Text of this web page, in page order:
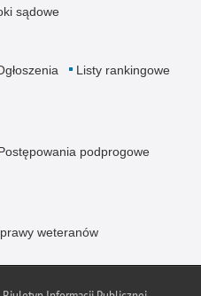
sądowe
Listy rankingowe
podprogowe
weteranów